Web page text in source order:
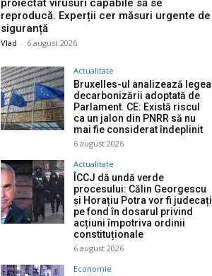
proiectat virusuri capabile să se
reproducă. Experții cer măsuri urgente de
siguranță
Vlad - 6 august 2026
Actualitate
Bruxelles-ul analizează legea
decarbonizării adoptată de
Parlament. CE: Există riscul
ca un jalon din PNRR să nu
mai fie considerat îndeplinit
6 august 2026
Actualitate
ÎCCJ dă undă verde
procesului: Călin Georgescu
și Horațiu Potra vor fi judecați
pe fond în dosarul privind
acțiuni împotriva ordinii
constituționale
6 august 2026
Economie